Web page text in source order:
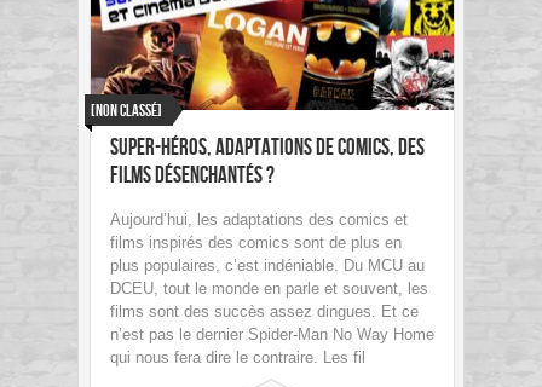
[Non classé]
Super-héros, adaptations de comics, des
films désenchantés ?
Aujourd’hui, les adaptations des comics et
films inspirés des comics sont de plus en
plus populaires, c’est indéniable. Du MCU au
DCEU, tout le monde en parle et souvent, les
films sont des succès assez dingues. Et ce
n’est pas le dernier Spider-Man No Way Home
qui nous fera dire le contraire. Les fil